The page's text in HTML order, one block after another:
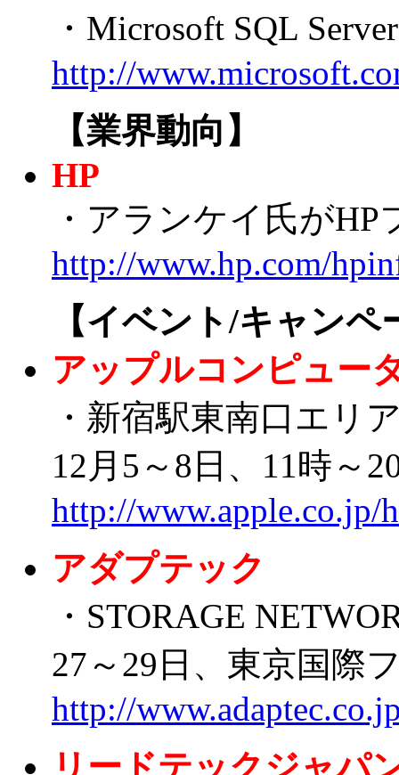
・Microsoft SQL
http://
【業界動向】
HP
・アランケイ氏が
http://www.hp.com/
【イベント/キャンペ
アップルコンピュー
・新宿駅東南口エリ
12月5～8日、11時～
http://www.apple.co.jp/
アダプテック
・STORAGE
27～29日、東京国際
http://
リードテックジャパ